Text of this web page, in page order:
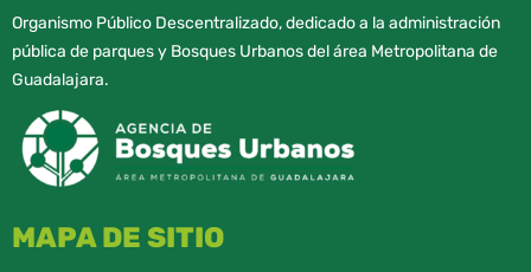
Organismo Público Descentralizado, dedicado a la administración
pública de parques y Bosques Urbanos del área Metropolitana de
Guadalajara.
MAPA DE SITIO